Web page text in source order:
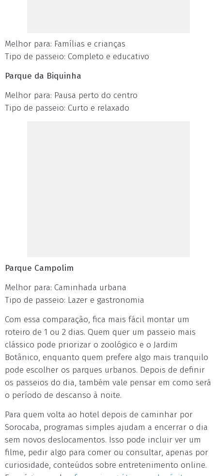
Melhor para: Famílias e crianças
Tipo de passeio: Completo e educativo
Parque da Biquinha
Melhor para: Pausa perto do centro
Tipo de passeio: Curto e relaxado
Parque Campolim
Melhor para: Caminhada urbana
Tipo de passeio: Lazer e gastronomia
Com essa comparação, fica mais fácil montar um
roteiro de 1 ou 2 dias. Quem quer um passeio mais
clássico pode priorizar o zoológico e o Jardim
Botânico, enquanto quem prefere algo mais tranquilo
pode escolher os parques urbanos. Depois de definir
os passeios do dia, também vale pensar em como será
o período de descanso à noite.
Para quem volta ao hotel depois de caminhar por
Sorocaba, programas simples ajudam a encerrar o dia
sem novos deslocamentos. Isso pode incluir ver um
filme, pedir algo para comer ou consultar, apenas por
curiosidade, conteúdos sobre entretenimento online.